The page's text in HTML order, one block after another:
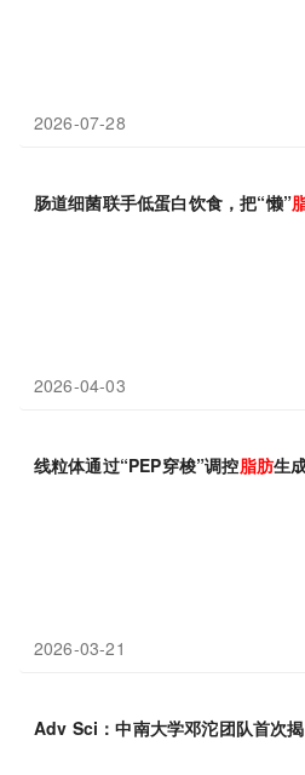
2026-07-28
肠道细菌联手低蛋白饮食，把“懒”
2026-04-03
线粒体通过“PEP穿梭”调控脂肪生
2026-03-21
Adv Sci：中南大学邓沱团队首次